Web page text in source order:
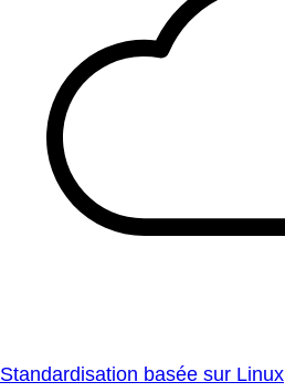
Standardisation basée sur Linux